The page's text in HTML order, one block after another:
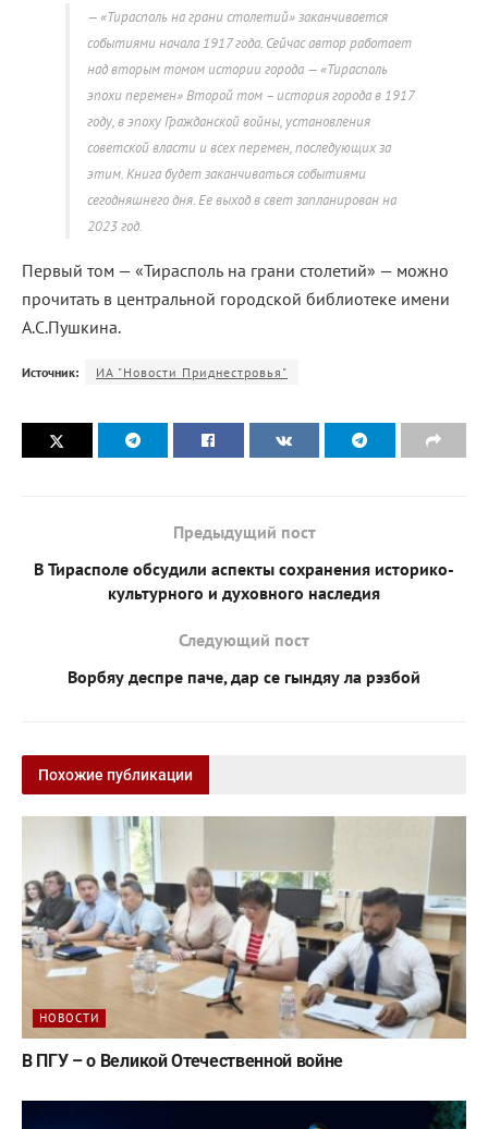
«Тирасполь на грани столетий» заканчивается
событиями начала 1917 года. Сейчас автор работает
над вторым томом истории города — «Тирасполь
эпохи перемен» Второй том – история города в 1917
году, в эпоху Гражданской войны, установления
советской власти и всех перемен, последующих за
этим. Книга будет заканчиваться событиями
сегодняшнего дня. Ее выход в свет запланирован на
2023 год.
Первый том — «Тирасполь на грани столетий» — можно
прочитать в центральной городской библиотеке имени
А.С.Пушкина.
Источник: ИА "Новости Приднестровья"
Предыдущий пост
В Тирасполе обсудили аспекты сохранения историко-
культурного и духовного наследия
Следующий пост
Ворбяу деспре паче, дар се гындяу ла рэзбой
Похожие публикации
НОВОСТИ
В ПГУ – о Великой Отечественной войне